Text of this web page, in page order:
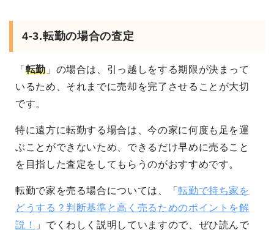
4-3.転勤の場合の査定
「 転勤」の場合は、引っ越しをする期限が決まって
いるため、それまでに売却を完了させることが大切
です。
特に遠方に転勤する場合は、今の家に何度も足を運
ぶことができないため、できるだけ早めに売ること
を目指した査定をしてもらうのがおすすめです。
転勤で家を売る場合については、「転勤で持ち家を
どうする？判断基準と高く売るためのポイントを解
説！
」でくわしく説明していますので、ぜひ読んで